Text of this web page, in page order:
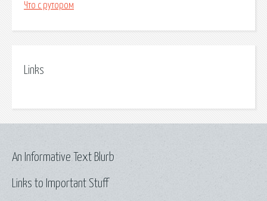
Что с рутором
Links
Links to Important Stuff
An Informative Text Blurb